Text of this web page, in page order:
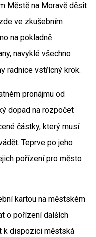
Městě na Moravě děsit
ve zkušebním
na pokladně
navyklé všechno
radnice vstřícný krok.
pronájmu od
dopad na rozpočet
částky, který musí
Teprve po jeho
pořízení pro město
kartou na městském
o pořízení dalších
k dispozici městská